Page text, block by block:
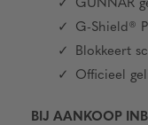
GUNNAR
G-Shield®
Blokkeert
Officieel
BIJ AANKOOP